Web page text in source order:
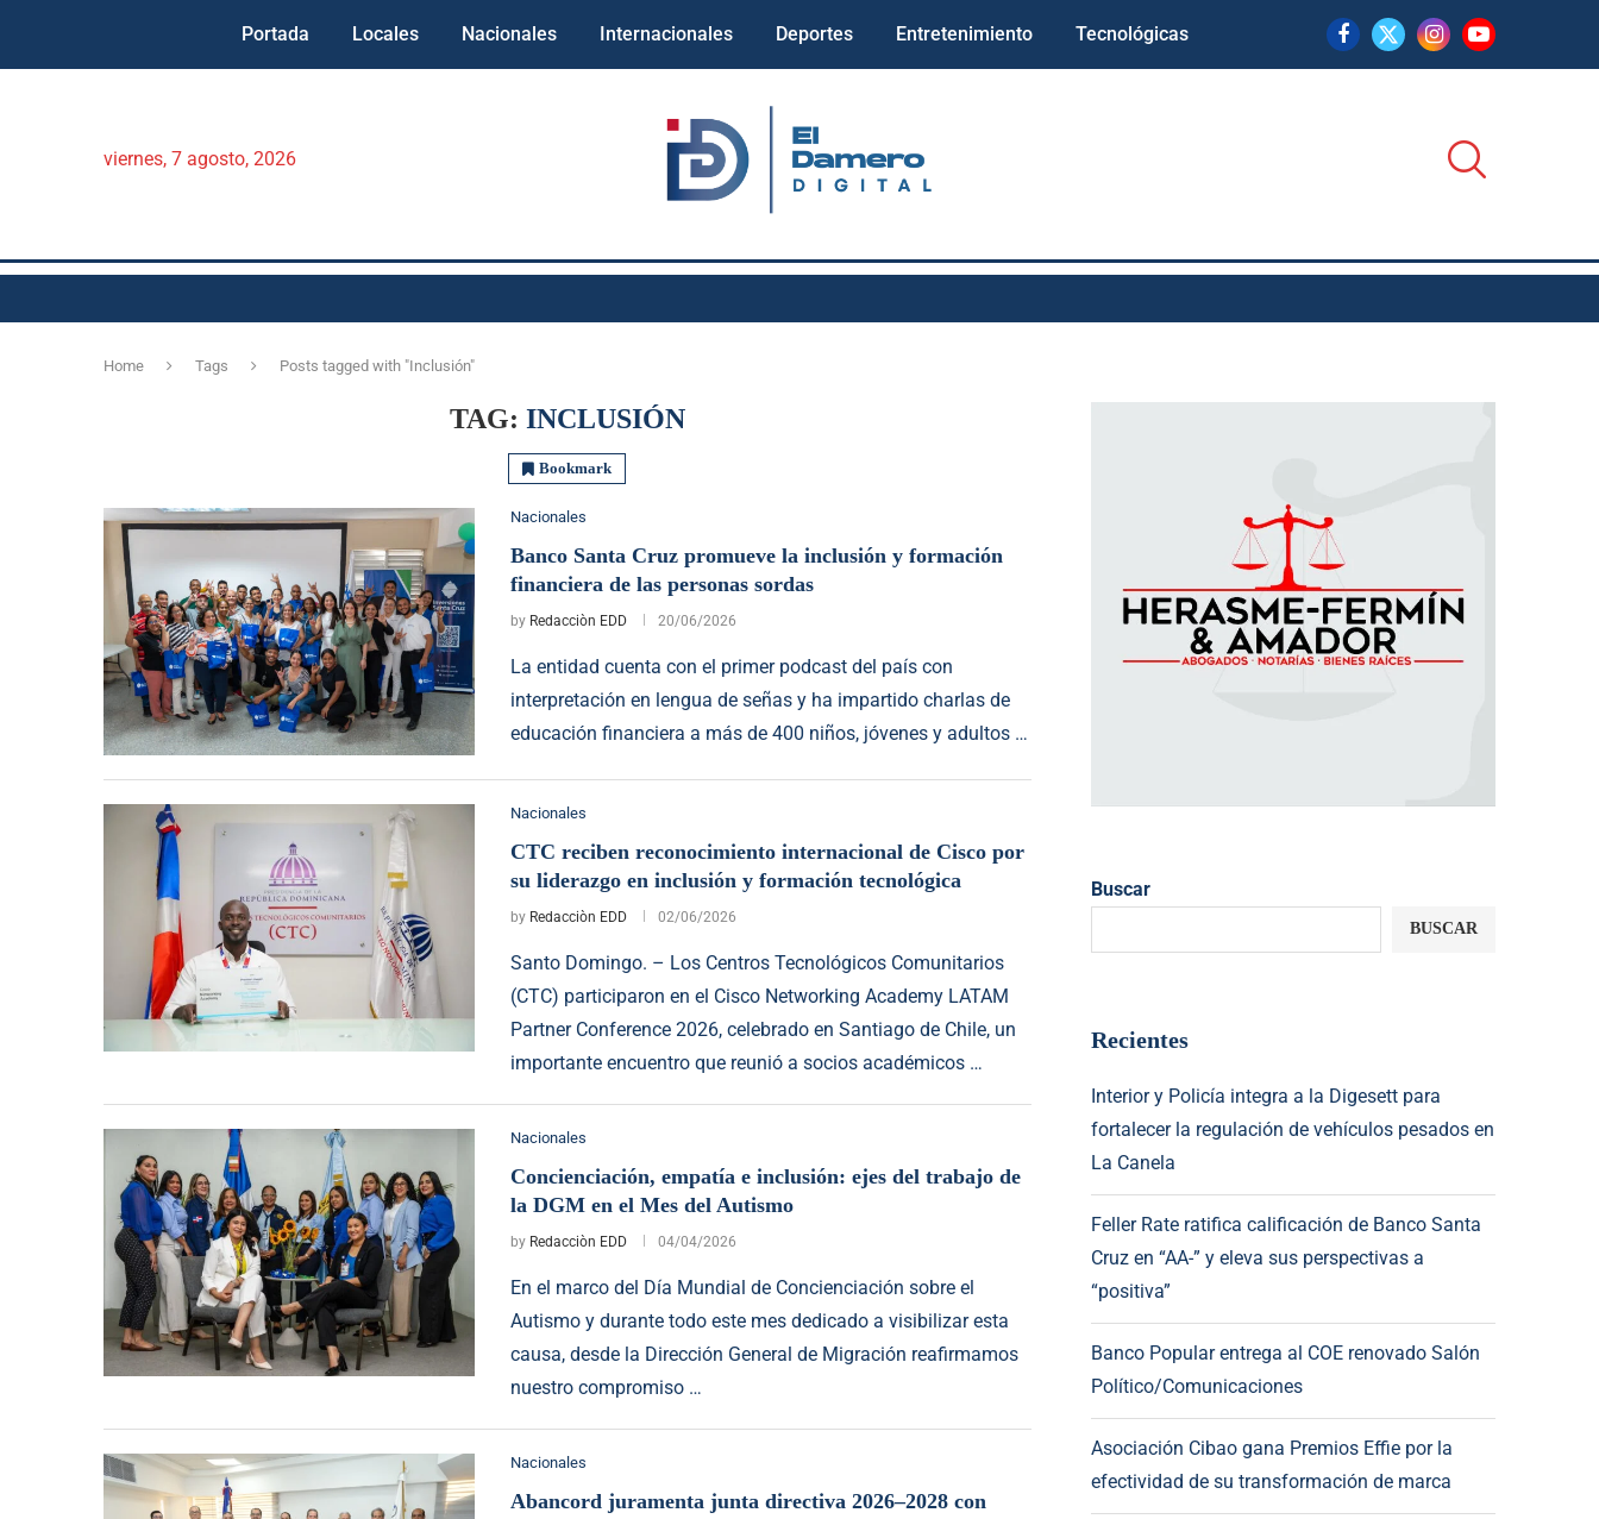
Portada Locales Nacionales Internacionales Deportes Entretenimiento Tecnológicas
viernes, 7 agosto, 2026
Home Tags Posts tagged with "Inclusión"
TAG: INCLUSIÓN
Bookmark
Nacionales
Banco Santa Cruz promueve la inclusión y formación
financiera de las personas sordas
by Redacciòn EDD 20/06/2026
La entidad cuenta con el primer podcast del país con
interpretación en lengua de señas y ha impartido charlas de
educación financiera a más de 400 niños, jóvenes y adultos …
Nacionales
CTC reciben reconocimiento internacional de Cisco por
su liderazgo en inclusión y formación tecnológica
by Redacciòn EDD 02/06/2026
Santo Domingo. – Los Centros Tecnológicos Comunitarios
(CTC) participaron en el Cisco Networking Academy LATAM
Partner Conference 2026, celebrado en Santiago de Chile, un
importante encuentro que reunió a socios académicos …
Nacionales
Concienciación, empatía e inclusión: ejes del trabajo de
la DGM en el Mes del Autismo
by Redacciòn EDD 04/04/2026
En el marco del Día Mundial de Concienciación sobre el
Autismo y durante todo este mes dedicado a visibilizar esta
causa, desde la Dirección General de Migración reafirmamos
nuestro compromiso …
Nacionales
Abancord juramenta junta directiva 2026–2028 con
Buscar
BUSCAR
Recientes
Interior y Policía integra a la Digesett para
fortalecer la regulación de vehículos pesados en
La Canela
Feller Rate ratifica calificación de Banco Santa
Cruz en “AA-” y eleva sus perspectivas a
“positiva”
Banco Popular entrega al COE renovado Salón
Político/Comunicaciones
Asociación Cibao gana Premios Effie por la
efectividad de su transformación de marca